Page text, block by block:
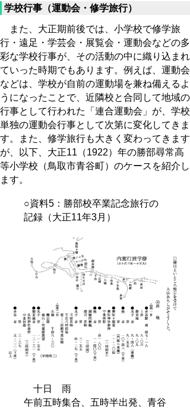
学校行事（運動会・修学旅行）
また、大正期前後では、小学校で修学旅
行・遠足・学芸会・展覧会・運動会などの多
彩な学校行事が、その活動の中に織り込まれ
ていった時期でもあります。例えば、運動会
などは、学校が自前の運動場を兼ね備えるよ
うになったことで、近隣校と合同して地域の
行事として行われた「連合運動会」が、学校
単独の運動会行事として次第に変化してきま
す。また、修学旅行も大きく変わってきます
が、以下、大正11（1922）年の勝部尋常高
等小学校（鳥取市青谷町）のケースを紹介し
ます。
○資料5：勝部校卒業記念旅行の
記録（大正11年3月）
十日 雨
午前五時集合、五時半出発、青谷